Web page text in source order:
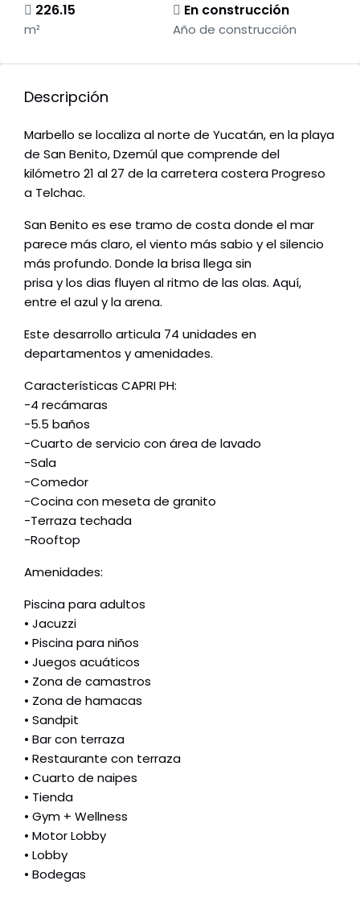
226.15
m²
En construcción
Año de construcción
Descripción
Marbello se localiza al norte de Yucatán, en la playa
de San Benito, Dzemúl que comprende del
kilómetro 21 al 27 de la carretera costera Progreso
a Telchac.
San Benito es ese tramo de costa donde el mar
parece más claro, el viento más sabio y el silencio
más profundo. Donde la brisa llega sin
prisa y los dias fluyen al ritmo de las olas. Aquí,
entre el azul y la arena.
Este desarrollo articula 74 unidades en
departamentos y amenidades.
Características CAPRI PH:
-4 recámaras
-5.5 baños
-Cuarto de servicio con área de lavado
-Sala
-Comedor
-Cocina con meseta de granito
-Terraza techada
-Rooftop
Amenidades:
Piscina para adultos
• Jacuzzi
• Piscina para niños
• Juegos acuáticos
• Zona de camastros
• Zona de hamacas
• Sandpit
• Bar con terraza
• Restaurante con terraza
• Cuarto de naipes
• Tienda
• Gym + Wellness
• Motor Lobby
• Lobby
• Bodegas